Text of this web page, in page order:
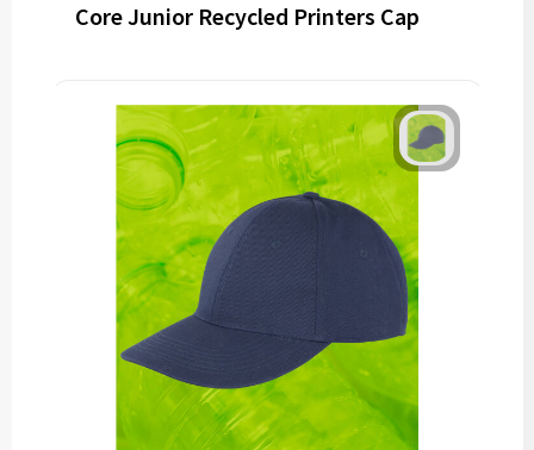
Core Junior Recycled Printers Cap